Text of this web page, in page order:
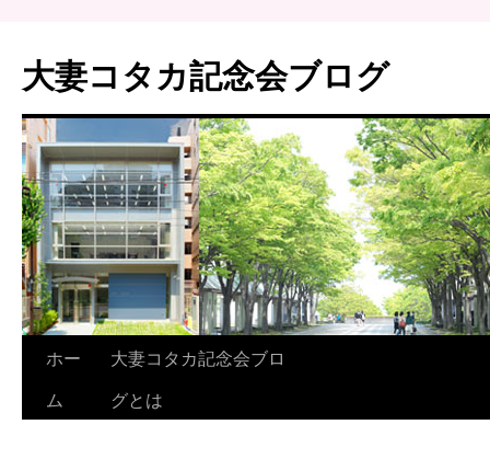
大妻コタカ記念会ブログ
ホー
ム
大妻コタカ記念会ブロ
グとは